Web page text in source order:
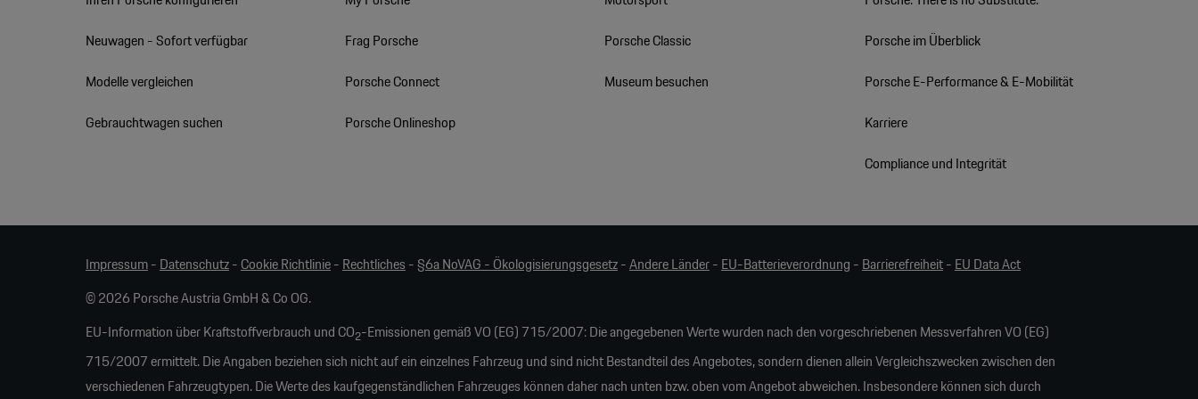
Neuwagen - Sofort verfügbar
Modelle vergleichen
Gebrauchtwagen suchen
Frag Porsche
Porsche Connect
Porsche Onlineshop
Porsche Classic
Museum besuchen
Porsche im Überblick
Porsche E-Performance & E-Mobilität
Karriere
Compliance und Integrität
Impressum-Datenschutz-Cookie Richtlinie-Rechtliches-§6a NoVAG - Ökologisierungsgesetz-Andere Länder-EU-Batterieverordnung -Barrierefreiheit-EU Data Act
© 2026 Porsche Austria GmbH & Co OG.
EU-Information über Kraftstoffverbrauch und CO2-Emissionen gemäß VO (EG) 715/2007: Die angegebenen Werte wurden nach den vorgeschriebenen Messverfahren VO (EG)
715/2007 ermittelt. Die Angaben beziehen sich nicht auf ein einzelnes Fahrzeug und sind nicht Bestandteil des Angebotes, sondern dienen allein Vergleichszwecken zwischen den
verschiedenen Fahrzeugtypen. Die Werte des kaufgegenständlichen Fahrzeuges können daher nach unten bzw. oben vom Angebot abweichen. Insbesondere können sich durch